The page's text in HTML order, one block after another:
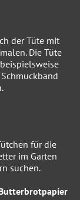
der Tüte mit
Die Tüte
für die
im Garten
suchen.